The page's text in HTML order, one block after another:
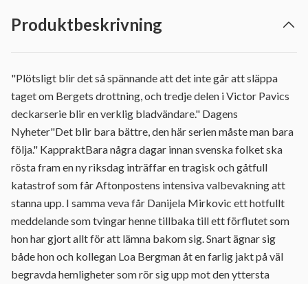
Produktbeskrivning
"Plötsligt blir det så spännande att det inte går att släppa
taget om Bergets drottning, och tredje delen i Victor Pavics
deckarserie blir en verklig bladvändare." Dagens
Nyheter"Det blir bara bättre, den här serien måste man bara
följa." KappraktBara några dagar innan svenska folket ska
rösta fram en ny riksdag inträffar en tragisk och gåtfull
katastrof som får Aftonpostens intensiva valbevakning att
stanna upp. I samma veva får Danijela Mirkovic ett hotfullt
meddelande som tvingar henne tillbaka till ett förflutet som
hon har gjort allt för att lämna bakom sig. Snart ägnar sig
både hon och kollegan Loa Bergman åt en farlig jakt på väl
begravda hemligheter som rör sig upp mot den yttersta